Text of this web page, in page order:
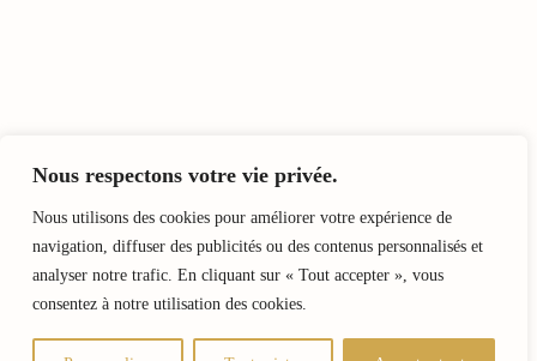
Nous respectons votre vie privée.
Nous utilisons des cookies pour améliorer votre expérience de
navigation, diffuser des publicités ou des contenus personnalisés et
analyser notre trafic. En cliquant sur « Tout accepter », vous
consentez à notre utilisation des cookies.